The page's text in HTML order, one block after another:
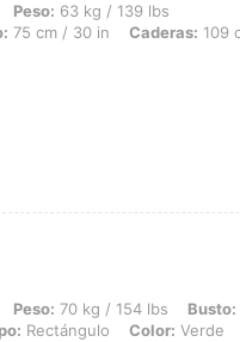
139 lbs, Forma del cuerpo:
Peso: 63 kg / 139 lbs
75 cm / 30 in Caderas: 109
154 lbs, Busto: 80 cm / 31 in,
Peso: 70 kg / 154 lbs Busto:
Rectángulo Color: Verde